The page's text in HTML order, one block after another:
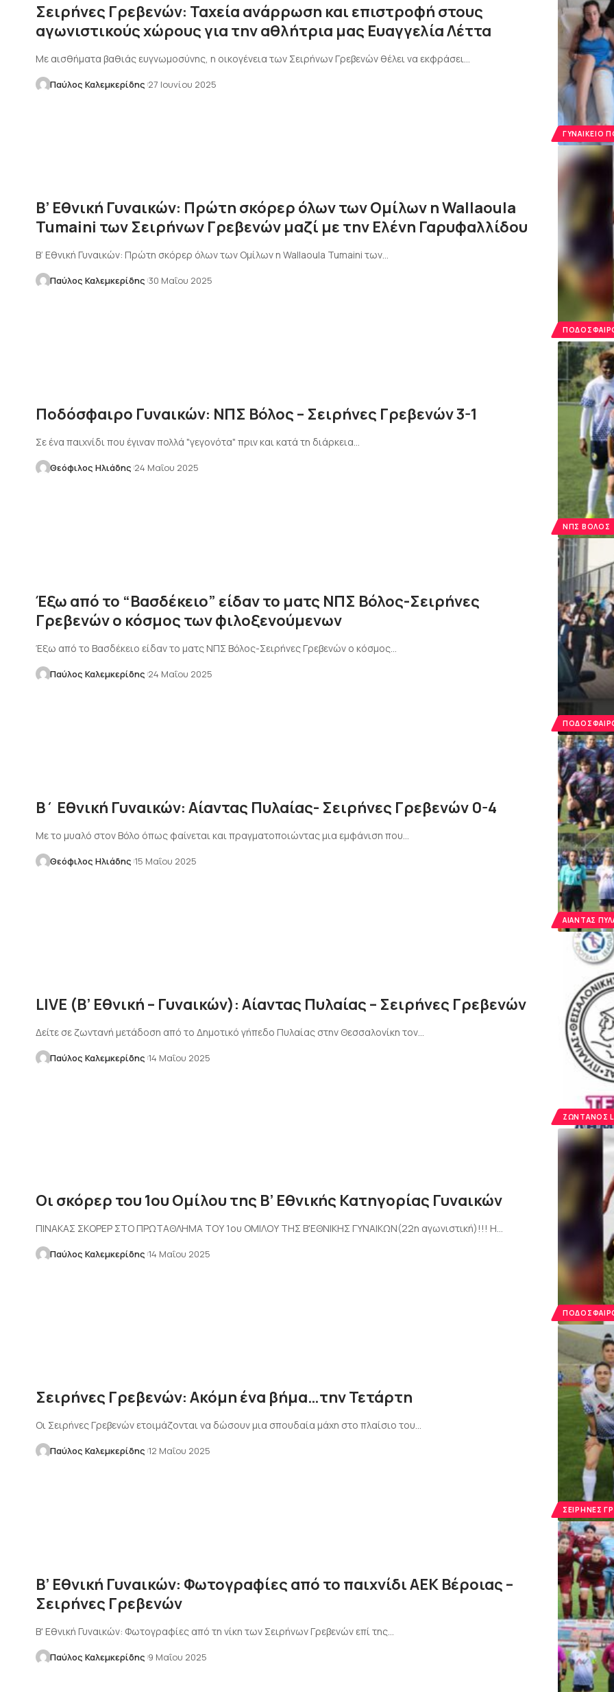
ΓΥΝΑΙΚΕΊΟ
Σειρήνες Γρεβενών: Ταχεία ανάρρωση και επιστροφή στους
αγωνιστικούς χώρους για την αθλήτρια μας Ευαγγελία Λέττα
Με αισθήματα βαθιάς ευγνωμοσύνης, η οικογένεια των Σειρήνων Γρεβενών θέλει να εκφράσει…
Παύλος Καλεμκερίδης 27 Ιουνίου 2025
Β’ Εθνική Γυναικών: Πρώτη σκόρερ όλων των Ομίλων η Wallaoula
Tumaini των Σειρήνων Γρεβενών μαζί με την Ελένη Γαρυφαλλίδου
Β’ Εθνική Γυναικών: Πρώτη σκόρερ όλων των Ομίλων η Wallaoula Tumaini των…
Παύλος Καλεμκερίδης 30 Μαΐου 2025
ΝΠΣ ΒΌΛΟΣ
Ποδόσφαιρο Γυναικών: ΝΠΣ Βόλος – Σειρήνες Γρεβενών 3-1
Σε ένα παιχνίδι που έγιναν πολλά "γεγονότα" πριν και κατά τη διάρκεια…
Θεόφιλος Ηλιάδης 24 Μαΐου 2025
Έξω από το “Βασδέκειο” είδαν το ματς ΝΠΣ Βόλος-Σειρήνες
Γρεβενών ο κόσμος των φιλοξενούμενων
Έξω από το Βασδέκειο είδαν το ματς ΝΠΣ Βόλος-Σειρήνες Γρεβενών ο κόσμος…
Παύλος Καλεμκερίδης 24 Μαΐου 2025
ΑΊΑΝΤΑΣ
Β΄ Εθνική Γυναικών: Αίαντας Πυλαίας- Σειρήνες Γρεβενών 0-4
Με το μυαλό στον Βόλο όπως φαίνεται και πραγματοποιώντας μια εμφάνιση που…
Θεόφιλος Ηλιάδης 15 Μαΐου 2025
ΖΩΝΤΑΝΌΣ
LIVE (Β’ Εθνική – Γυναικών): Αίαντας Πυλαίας – Σειρήνες Γρεβενών
Δείτε σε ζωντανή μετάδοση από το Δημοτικό γήπεδο Πυλαίας στην Θεσσαλονίκη τον…
Παύλος Καλεμκερίδης 14 Μαΐου 2025
Οι σκόρερ του 1ου Ομίλου της Β’ Εθνικής Κατηγορίας Γυναικών
ΠΙΝΑΚΑΣ ΣΚΟΡΕΡ ΣΤΟ ΠΡΩΤΑΘΛΗΜΑ ΤΟΥ 1ου ΟΜΙΛΟΥ ΤΗΣ Β'ΕΘΝΙΚΗΣ ΓΥΝΑΙΚΩΝ(22η αγωνιστική)!!! Η…
Παύλος Καλεμκερίδης 14 Μαΐου 2025
ΣΕΙΡΉΝΕΣ
Σειρήνες Γρεβενών: Ακόμη ένα βήμα…την Τετάρτη
Οι Σειρήνες Γρεβενών ετοιμάζονται να δώσουν μια σπουδαία μάχη στο πλαίσιο του…
Παύλος Καλεμκερίδης 12 Μαΐου 2025
Β’ Εθνική Γυναικών: Φωτογραφίες από το παιχνίδι ΑΕΚ Βέροιας –
Σειρήνες Γρεβενών
Β' Εθνική Γυναικών: Φωτογραφίες από τη νίκη των Σειρήνων Γρεβενών επί της…
Παύλος Καλεμκερίδης 9 Μαΐου 2025